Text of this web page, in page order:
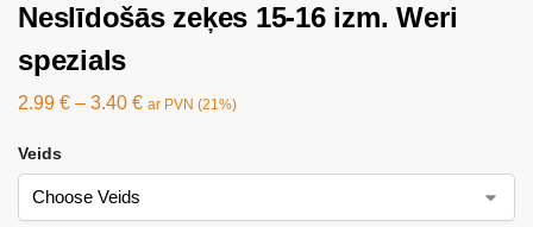
Neslīdošās zeķes 15-16 izm. Weri
spezials
2.99 € – 3.40 € ar PVN (21%)
Veids